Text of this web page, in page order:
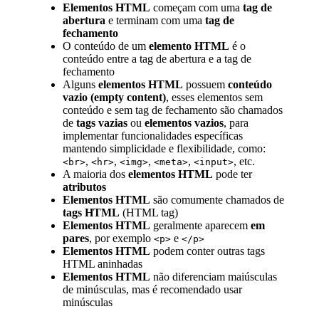
Elementos HTML começam com uma tag de
abertura e terminam com uma tag de
fechamento
O conteúdo de um elemento HTML é o
conteúdo entre a tag de abertura e a tag de
fechamento
Alguns elementos HTML possuem conteúdo
vazio (empty content), esses elementos sem
conteúdo e sem tag de fechamento são chamados
de tags vazias ou elementos vazios, para
implementar funcionalidades específicas
mantendo simplicidade e flexibilidade, como:
<br>, <hr>, <img>, <meta>, <input>, etc.
A maioria dos elementos HTML pode ter
atributos
Elementos HTML são comumente chamados de
tags HTML (HTML tag)
Elementos HTML geralmente aparecem em
pares, por exemplo <p> e </p>
Elementos HTML podem conter outras tags
HTML aninhadas
Elementos HTML não diferenciam maiúsculas
de minúsculas, mas é recomendado usar
minúsculas